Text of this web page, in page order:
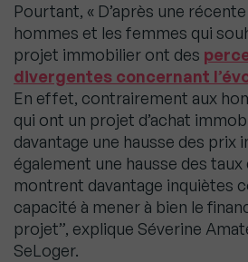
Pourtant, « D’après une
hommes et les femmes qui
projet immobilier ont des
divergentes concernant
En effet, contrairement aux
qui ont un projet d’achat
davantage une hausse des prix
également une hausse des taux
montrent davantage inquiètes
capacité à mener à bien le
projet”, explique Séverine
SeLoger.